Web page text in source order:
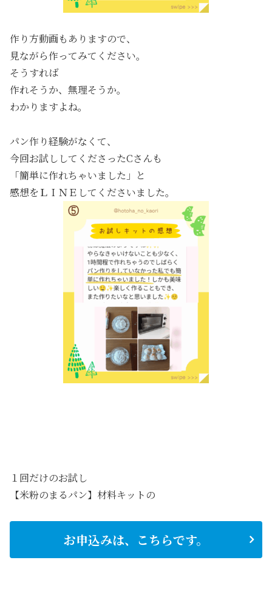
作り方動画もありますので、
見ながら作ってみてください。
そうすれば
作れそうか、無理そうか。
わかりますよね。
パン作り経験がなくて、
今回お試ししてくださったCさんも
「簡単に作れちゃいました」と
感想をＬＩＮＥしてくださいました。
１回だけのお試し
【米粉のまるパン】材料キットの
お申込みは、こちらです。